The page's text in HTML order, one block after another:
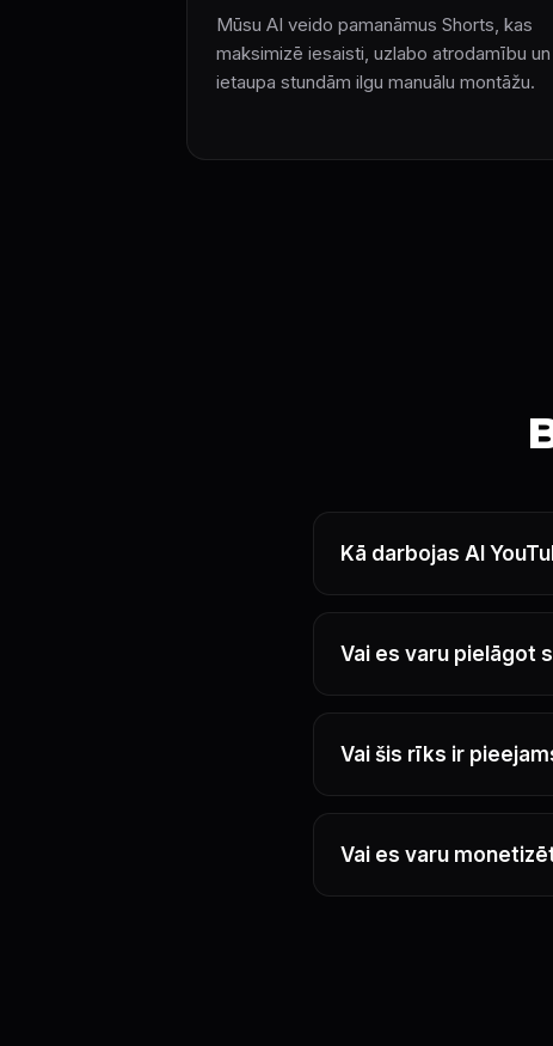
Mūsu AI veido pamanāmus Shorts, kas
maksimizē iesaisti, uzlabo atrodamību un
ietaupa stundām ilgu manuālu montāžu.
Kā darbojas AI
Vai es varu pielāgot
Vai šis rīks ir
Vai es varu